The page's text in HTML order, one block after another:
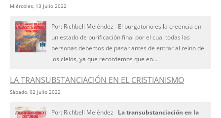
Miércoles, 13 Julio 2022
Por: Richbell Meléndez El purgatorio es la creencia en
un estado de purificación final por el cual todas las
personas debemos de pasar antes de entrar al reino de
los cielos, ya que recordemos que en...
LA TRANSUBSTANCIACIÓN EN EL CRISTIANISMO
Sábado, 02 Julio 2022
Por: Richbell Meléndez La transubstanciación en la